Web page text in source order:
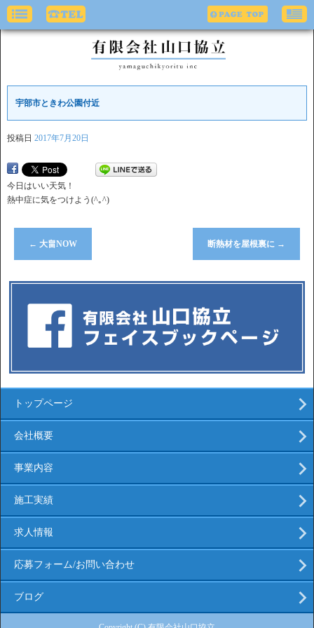
宇部市ときわ公園付近
投稿日 2017年7月20日
今日はいい天気！
熱中症に気をつけよう(^｡^)
← 大畠NOW 断熱材を屋根裏に →
トップページ
会社概要
事業内容
施工実績
求人情報
応募フォーム/お問い合わせ
ブログ